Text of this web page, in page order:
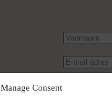
Manage Consent